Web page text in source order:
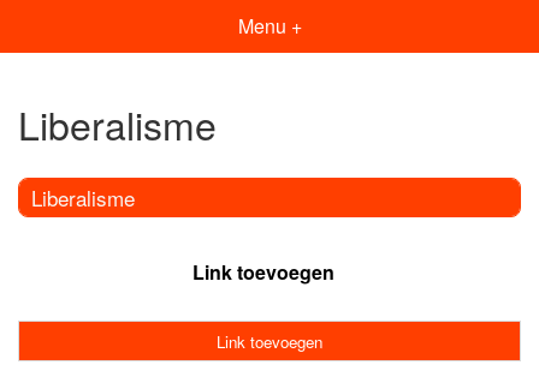
Menu +
Liberalisme
Liberalisme
Link toevoegen
Link toevoegen